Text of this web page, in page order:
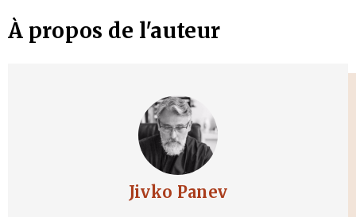
À propos de l'auteur
Jivko Panev